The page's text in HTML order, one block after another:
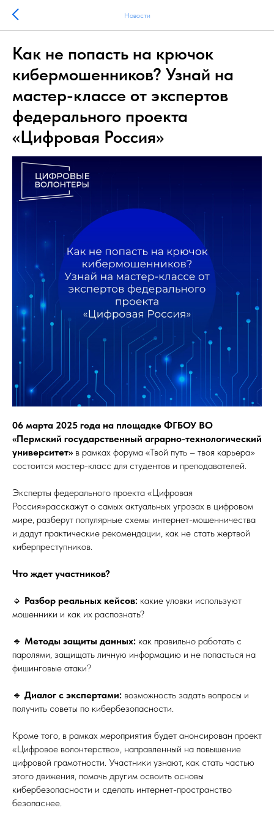
Новости
Как не попасть на крючок
кибермошенников? Узнай на
мастер-классе от экспертов
федерального проекта
«Цифровая Россия»
06 марта 2025 года на площадке ФГБОУ ВО
«Пермский государственный аграрно-технологический
университет» в рамках форума «Твой путь – твоя карьера»
состоится мастер-класс для студентов и преподавателей.
Эксперты федерального проекта «Цифровая
Россия»расскажут о самых актуальных угрозах в цифровом
мире, разберут популярные схемы интернет-мошенничества
и дадут практические рекомендации, как не стать жертвой
киберпреступников.
Что ждет участников?
🔹 Разбор реальных кейсов: какие уловки используют
мошенники и как их распознать?
🔹 Методы защиты данных: как правильно работать с
паролями, защищать личную информацию и не попасться на
фишинговые атаки?
🔹 Диалог с экспертами: возможность задать вопросы и
получить советы по кибербезопасности.
Кроме того, в рамках мероприятия будет анонсирован проект
«Цифровое волонтерство», направленный на повышение
цифровой грамотности. Участники узнают, как стать частью
этого движения, помочь другим освоить основы
кибербезопасности и сделать интернет-пространство
безопаснее.